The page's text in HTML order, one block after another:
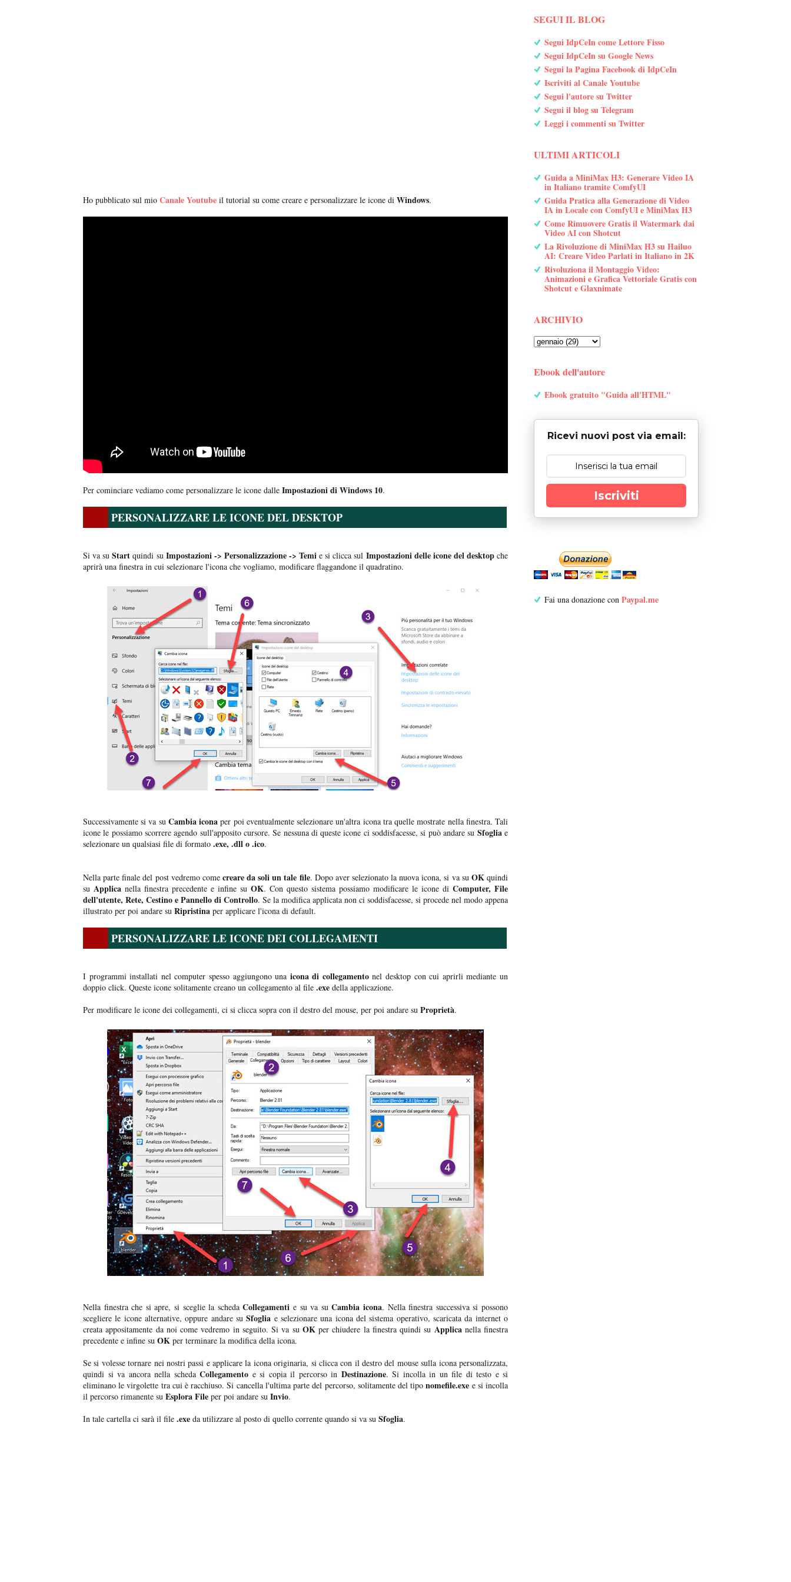
Ho pubblicato sul mio Canale Youtube il tutorial su come creare e personalizzare le icone di Windows.
Per cominciare vediamo come personalizzare le icone dalle Impostazioni di Windows 10.
PERSONALIZZARE LE ICONE DEL DESKTOP
Si va su Startquindi suImpostazioni -> Personalizzazione -> Temie si clicca sul Impostazioni delle icone del desktopche
aprirà una finestra in cui selezionare l'icona che vogliamo, modificare flaggandone il quadratino.
Successivamente si va suCambia icona per poi eventualmente selezionare un'altra icona tra quelle mostrate nella finestra. Tali
icone le possiamo scorrere agendo sull'apposito cursore. Se nessuna di queste icone ci soddisfacesse, si può andare su Sfogliae
selezionare un qualsiasi file di formato .exe, .dll o .ico.
Nella parte finale del post vedremo come creare da soli un tale file. Dopo aver selezionato la nuova icona, si va su OKquindi
su Applica nella finestra precedente e infine su OK. Con questo sistema possiamo modificare le icone di Computer, File
dell'utente, Rete, Cestino e Pannello di Controllo. Se la modifica applicata non ci soddisfacesse, si procede nel modo appena
illustrato per poi andare su Ripristina per applicare l'icona di default.
PERSONALIZZARE LE ICONE DEI COLLEGAMENTI
I programmi installati nel computer spesso aggiungono una icona di collegamentonel desktop con cui aprirli mediante un
doppio click. Queste icone solitamente creano un collegamento al file .exe della applicazione.
Per modificare le icone dei collegamenti, ci si clicca sopra con il destro del mouse, per poi andare su Proprietà.
Nella finestra che si apre, si sceglie la schedaCollegamenti e su va suCambia icona. Nella finestra successiva si possono
scegliere le icone alternative, oppure andare suSfoglia e selezionare una icona del sistema operativo, scaricata da internet o
creata appositamente da noi come vedremo in seguito. Si va su OK per chiudere la finestra quindi su Applicanella finestra
precedente e infine su OK per terminare la modifica della icona.
Se si volesse tornare nei nostri passi e applicare la icona originaria, si clicca con il destro del mouse sulla icona personalizzata,
quindi si va ancora nella scheda Collegamento e si copia il percorso in Destinazione. Si incolla in un file di testo e si
eliminano le virgolette tra cui è racchiuso. Si cancella l'ultima parte del percorso, solitamente del tiponomefile.exe e si incolla
il percorso rimanente su Esplora File per poi andare su Invio.
In tale cartella ci sarà il file .exe da utilizzare al posto di quello corrente quando si va su Sfoglia.
SEGUI IL BLOG
Segui IdpCeIn come Lettore Fisso
Segui IdpCeIn su Google News
Segui la Pagina Facebook di IdpCeIn
Iscriviti al Canale Youtube
Segui l'autore su Twitter
Segui il blog su Telegram
Leggi i commenti su Twitter
ULTIMI ARTICOLI
Guida a MiniMax H3: Generare Video IA
in Italiano tramite ComfyUI
Guida Pratica alla Generazione di Video
IA in Locale con ComfyUI e MiniMax H3
Come Rimuovere Gratis il Watermark dai
Video AI con Shotcut
La Rivoluzione di MiniMax H3 su Hailuo
AI: Creare Video Parlati in Italiano in 2K
Rivoluziona il Montaggio Video:
Animazioni e Grafica Vettoriale Gratis con
Shotcut e Glaxnimate
ARCHIVIO
Ebook dell'autore
Ebook gratuito "Guida all'HTML"
Ricevi nuovi post via email:
Iscriviti
Fai una donazione con Paypal.me